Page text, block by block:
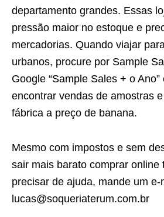
departamento grandes. Essas
pressão maior no estoque e
mercadorias. Quando viajar
urbanos, procure por Sample
Google “Sample Sales + o
encontrar vendas de amostras
fábrica a preço de banana.
Mesmo com impostos e sem
sair mais barato comprar online
precisar de ajuda, mande um e-
lucas@soqueriaterum.com.br